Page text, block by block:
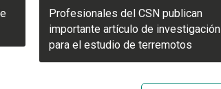
Profesionales del CSN publican
importante artículo de investigación
para el estudio de terremotos